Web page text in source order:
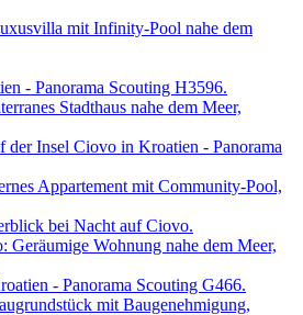
mit Infinity-Pool nahe dem
Stadthaus nahe dem Meer,
Appartement mit Community-Pool,
Wohnung nahe dem Meer,
mit Baugenehmigung,